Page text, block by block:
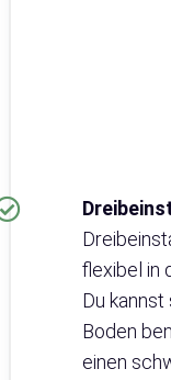
flexibel in
Du
Boden
einen